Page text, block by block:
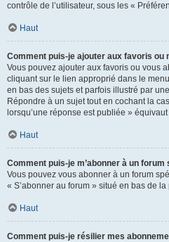
contrôle de l’utilisateur, sous les «
Haut
Comment puis-je ajouter aux favoris ou
Vous pouvez ajouter aux favoris ou vous
cliquant sur le lien approprié dans le
en bas des sujets et parfois illustré par
Répondre à un sujet tout en cochant la
lorsqu’une réponse est publiée »
Haut
Comment puis-je m’abonner à un forum
Vous pouvez vous abonner à un forum
« S’abonner au forum » situé en bas de
Haut
Comment puis-je résilier mes